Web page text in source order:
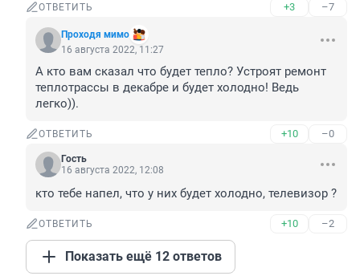
ОТВЕТИТЬ +3 –7
Проходя мимо
16 августа 2022, 11:27
А кто вам сказал что будет тепло? Устроят ремонт
теплотрассы в декабре и будет холодно! Ведь
легко)).
ОТВЕТИТЬ +10 –0
Гость
16 августа 2022, 12:08
кто тебе напел, что у них будет холодно, телевизор ?
ОТВЕТИТЬ +10 –2
Показать ещё 12 ответов